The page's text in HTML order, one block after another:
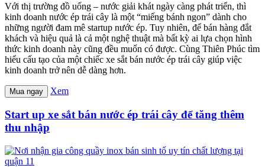
Với thị trường đồ uống – nước giải khát ngày càng phát triển, thì
kinh doanh nước ép trái cây là một “miếng bánh ngon” dành cho
những người đam mê startup nước ép. Tuy nhiên, để bán hàng đắt
khách và hiệu quả là cả một nghệ thuật mà bất kỳ ai lựa chọn hình
thức kinh doanh này cũng đều muốn có được. Cùng Thiên Phúc tìm
hiểu cấu tạo của một chiếc xe sắt bán nước ép trái cây giúp việc
kinh doanh trở nên dễ dàng hơn.
Mua ngay Xem
Start up xe sắt bán nước ép trái cây để tăng thêm
thu nhập